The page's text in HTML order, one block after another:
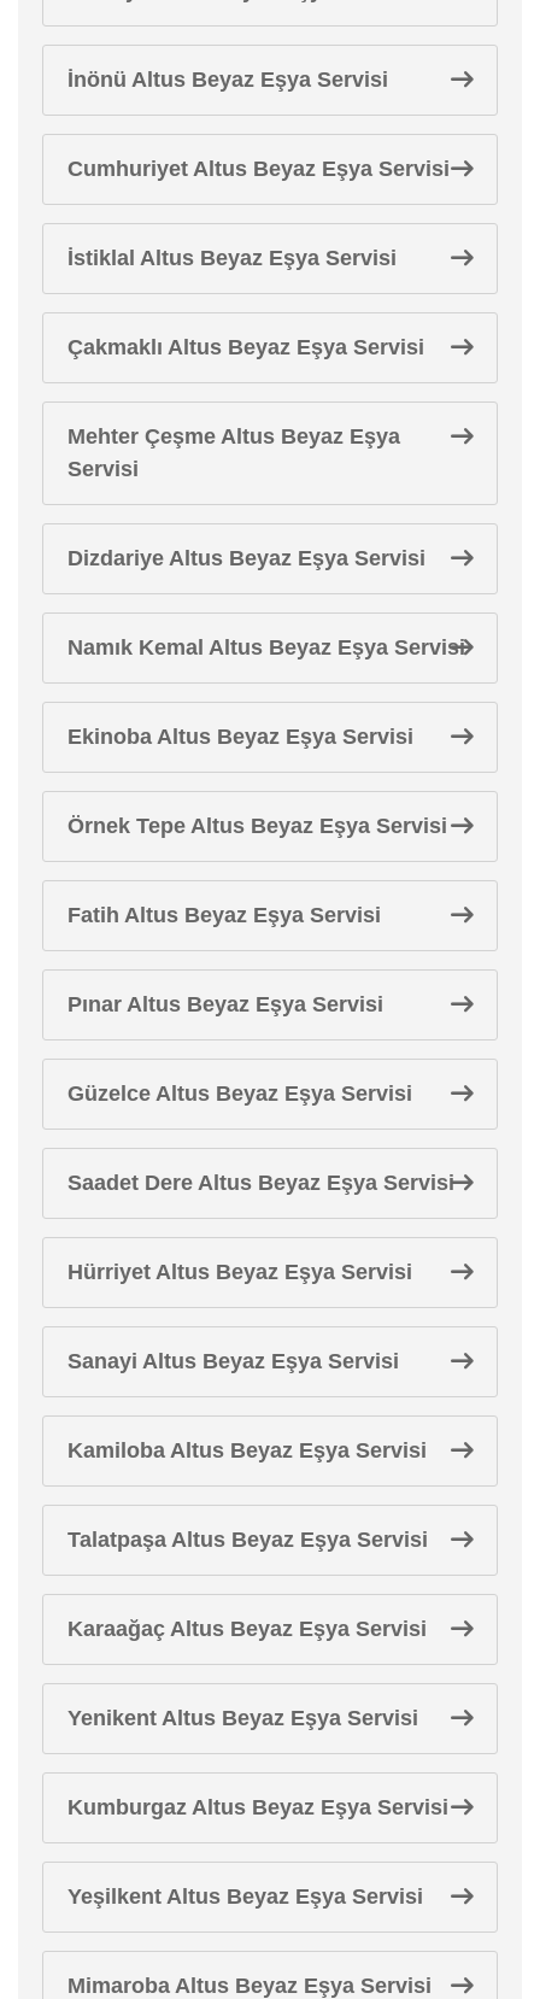
İnönü Altus Beyaz Eşya Servisi
Cumhuriyet Altus Beyaz Eşya Servisi
İstiklal Altus Beyaz Eşya Servisi
Çakmaklı Altus Beyaz Eşya Servisi
Mehter Çeşme Altus Beyaz Eşya
Servisi
Dizdariye Altus Beyaz Eşya Servisi
Namık Kemal Altus Beyaz Eşya Servisi
Ekinoba Altus Beyaz Eşya Servisi
Örnek Tepe Altus Beyaz Eşya Servisi
Fatih Altus Beyaz Eşya Servisi
Pınar Altus Beyaz Eşya Servisi
Güzelce Altus Beyaz Eşya Servisi
Saadet Dere Altus Beyaz Eşya Servisi
Hürriyet Altus Beyaz Eşya Servisi
Sanayi Altus Beyaz Eşya Servisi
Kamiloba Altus Beyaz Eşya Servisi
Talatpaşa Altus Beyaz Eşya Servisi
Karaağaç Altus Beyaz Eşya Servisi
Yenikent Altus Beyaz Eşya Servisi
Kumburgaz Altus Beyaz Eşya Servisi
Yeşilkent Altus Beyaz Eşya Servisi
Mimaroba Altus Beyaz Eşya Servisi